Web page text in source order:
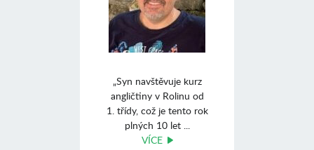
„Syn navštěvuje kurz
angličtiny v Rolinu od
1. třídy, což je tento rok
plných 10 let ...
VÍCE